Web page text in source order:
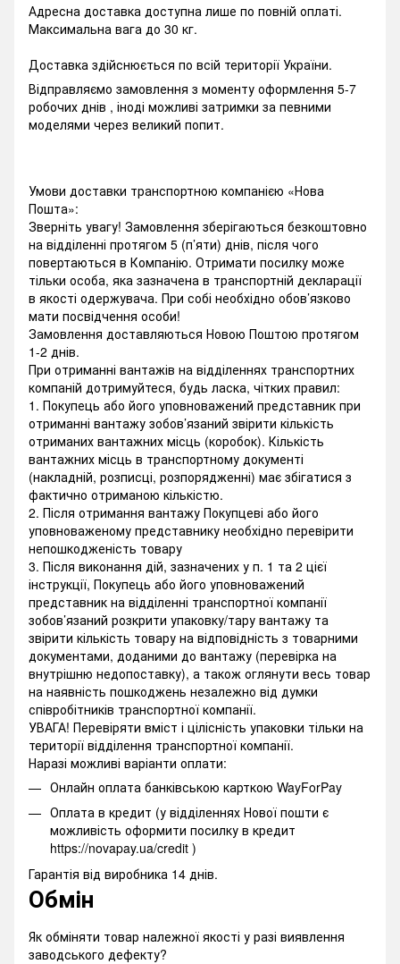
Адресна доставка доступна лише по повній оплаті.
Максимальна вага до 30 кг.
Доставка здійснюється по всій території України.
Відправляємо замовлення з моменту оформлення 5-7
робочих днів , іноді можливі затримки за певними
моделями через великий попит.
Умови доставки транспортною компанією «Нова
Пошта»:
Зверніть увагу! Замовлення зберігаються безкоштовно
на відділенні протягом 5 (п’яти) днів, після чого
повертаються в Компанію. Отримати посилку може
тільки особа, яка зазначена в транспортній декларації
в якості одержувача. При собі необхідно обов’язково
мати посвідчення особи!
Замовлення доставляються Новою Поштою протягом
1-2 днів.
При отриманні вантажів на відділеннях транспортних
компаній дотримуйтеся, будь ласка, чітких правил:
1. Покупець або його уповноважений представник при
отриманні вантажу зобов’язаний звірити кількість
отриманих вантажних місць (коробок). Кількість
вантажних місць в транспортному документі
(накладній, розписці, розпорядженні) має збігатися з
фактично отриманою кількістю.
2. Після отримання вантажу Покупцеві або його
уповноваженому представнику необхідно перевірити
непошкодженість товару
3. Після виконання дій, зазначених у п. 1 та 2 цієї
інструкції, Покупець або його уповноважений
представник на відділенні транспортної компанії
зобов’язаний розкрити упаковку/тару вантажу та
звірити кількість товару на відповідність з товарними
документами, доданими до вантажу (перевірка на
внутрішню недопоставку), а також оглянути весь товар
на наявність пошкоджень незалежно від думки
співробітників транспортної компанії.
УВАГА! Перевіряти вміст і цілісність упаковки тільки на
території відділення транспортної компанії.
Наразі можливі варіанти оплати:
Онлайн оплата банківською карткою WayForPay
Оплата в кредит (у відділеннях Нової пошти є
можливість оформити посилку в кредит
https://novapay.ua/credit )
Гарантія від виробника 14 днів.
Обмін
Як обміняти товар належної якості у разі виявлення
заводського дефекту?